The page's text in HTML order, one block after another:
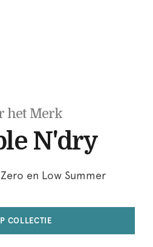
het Merk
N'dry
en Low Summer
COLLECTIE